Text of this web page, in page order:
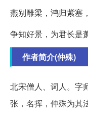
燕别雕梁，鸿归紫塞
争知好景，为君长是
作者简介(仲殊)
北宋僧人、词人。字
张，名挥，仲殊为其